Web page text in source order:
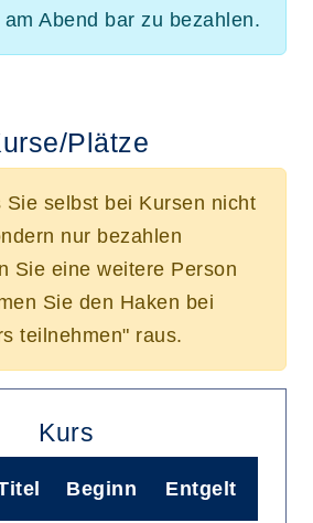
Abend bar zu bezahlen.
Plätze
Sie selbst bei Kursen nicht
nur bezahlen
Sie eine weitere Person
Sie den Haken bei
teilnehmen" raus.
Kurs
Beginn Entgelt